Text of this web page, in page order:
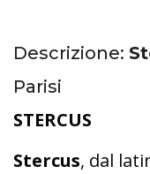
Descrizione:
Parisi
STERCUS
Stercus, dal